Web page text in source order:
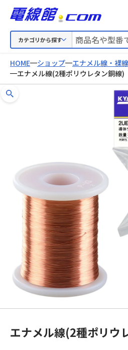
カテゴリから探す
HOME ショップ
エナメル線・裸線
エナメル線(2種ポリウレタン銅線)
エナメル線(2種ポリウ